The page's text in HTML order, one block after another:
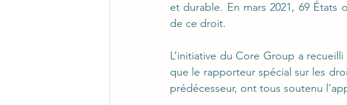
et durable. En mars 2021, 69 États
de ce droit.
L’initiative du Core Group a
que le rapporteur spécial sur les
prédécesseur, ont tous soutenu